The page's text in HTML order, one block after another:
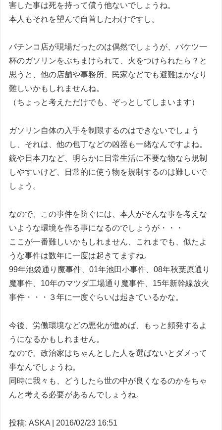
害した事は死を持って償う他ないでしょうね。
本人もそれを望んで自首したわけですし。
パチンコ店が現場だったのは偶然でしょうが、バケツ一
杯のガソリンをぶちまけられて、火をつけられたら？と
思うと、他の店舗や事務所、民家などでも避難はかなり
難しいかもしれませんね。
（ちょっと考えただけでも、ぞっとしてしまいます）
ガソリン自体の入手を制限するのはできないでしょう
し、それは、他の包丁などの凶器も一緒なんですよね。
銃や日本刀など、明らかに日常生活に不要な物なら規制
しやすいけど、日常的に使う物を規制するのは難しいで
しょう。
なので、この事件を防ぐには、本人がそんな事を考えな
いような環境を作る事になるのでしょうが・・・
ここが一番難しいかもしれません、これまでも、似たよ
うな事件は数年に一度は起きてますね。
99年池袋通り魔事件、01年池田小事件、08年秋葉原通り
魔事件、10年のマツダ工場通り魔事件、15年新幹線放火
事件・・・３年に一度ぐらいは起きているかな。
今後、労働環境などの悪化が進めば、もっと頻発するよ
うになるかもしれません。
なので、政治家はちゃんとした人を選ばないとダメって
事なんでしょうね。
同時に我々も、どうしたら世の中が良くなるのかをちゃ
んと考える必要があるんでしょうね。
投稿: ASKA | 2016/02/23 16:51